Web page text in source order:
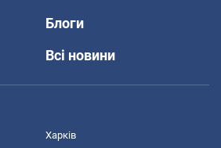
Блоги
Всі новини
Харків